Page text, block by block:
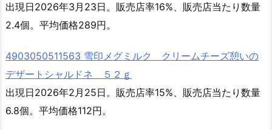
出現日2026年3月23日。販売店率16%、販売店当たり数量
2.4個。平均価格289円。
4903050511563 雪印メグミルク クリームチーズ憩いの
デザートシャルドネ ５２ｇ
出現日2026年2月25日。販売店率15%、販売店当たり数量
6.8個。平均価格112円。